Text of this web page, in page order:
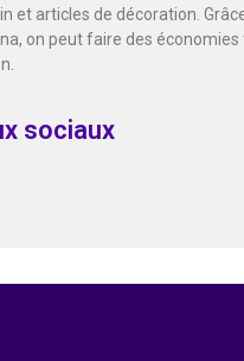
et articles de décoration.
on peut faire des
sociaux